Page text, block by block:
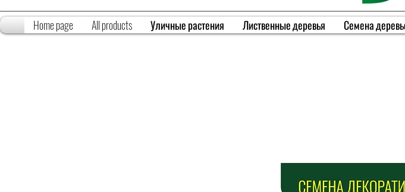
Home page All products Уличные растения Лиственные деревья Семена